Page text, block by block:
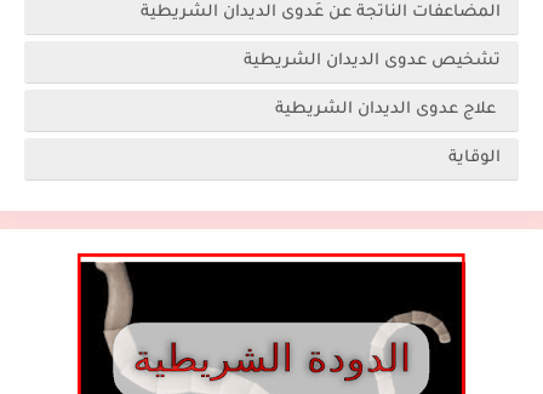
المضاعفات الناتجة عن عَدوى الديدان الشريطية
تشخيص عدوى الديدان الشريطية
علاج عدوى الديدان الشريطية
الوقاية